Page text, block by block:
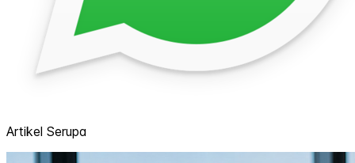
Artikel Serupa